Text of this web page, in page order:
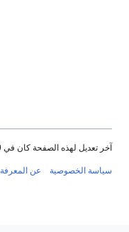
آخر تعديل لهذه الصفحة كان في 00:19, 27 ديسمبر 2006.
سياسة الخصوصية عن المعرفة